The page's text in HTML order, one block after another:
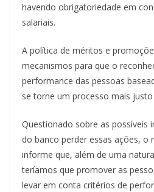
havendo obrigatoriedade em
salariais.
A política de méritos e
mecanismos para que o
performance das pessoas
se torne um processo mais
Questionado sobre as possíveis
do banco perder essas ações, o
informe que, além de uma
teríamos que promover as
levar em conta critérios de